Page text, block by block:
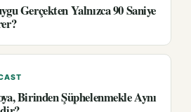
Gerçekten Yalnızca 90 Saniye
Birinden Şüphelenmekle Aynı